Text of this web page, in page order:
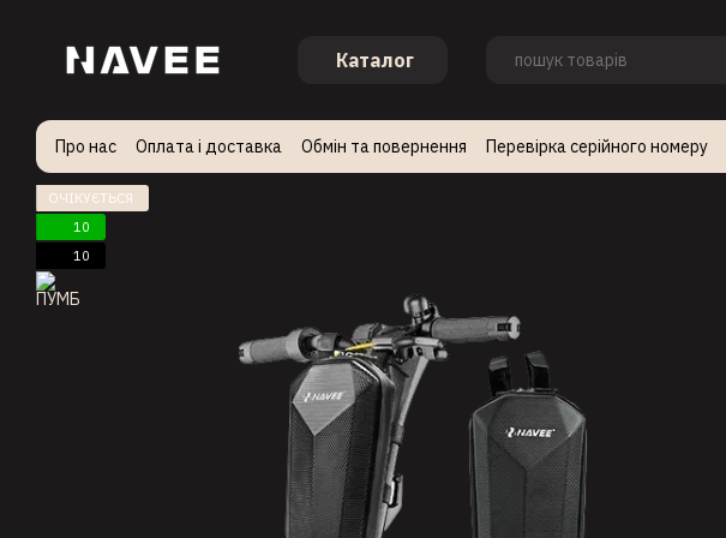
Каталог
Про нас Оплата і доставка Обмін та повернення Перевірка серійного номеру
Стати партнером
ОЧІКУЄТЬСЯ
10
10